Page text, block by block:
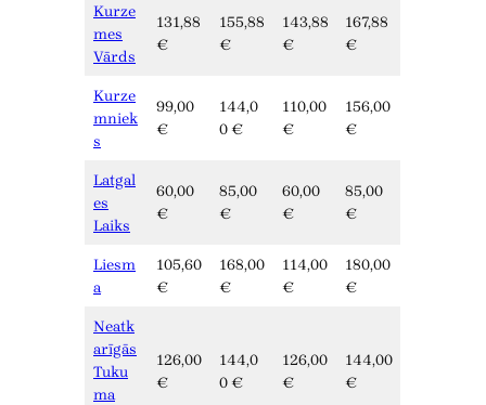
Kurze
mes
Vārds
131,88
€
155,88
€
143,88
€
167,88
€
Kurze
mniek
s
99,00
€
144,0
0 €
110,00
€
156,00
€
Latgal
es
Laiks
60,00
€
85,00
€
60,00
€
85,00
€
Liesm
a
105,60
€
168,00
€
114,00
€
180,00
€
Neatk
arīgās
Tuku
ma
126,00
€
144,0
0 €
126,00
€
144,00
€